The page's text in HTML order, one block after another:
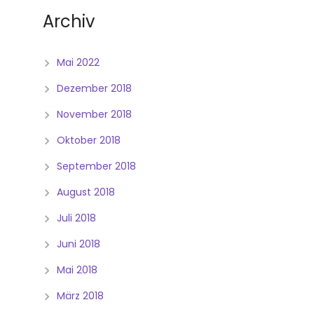
Archiv
Mai 2022
Dezember 2018
November 2018
Oktober 2018
September 2018
August 2018
Juli 2018
Juni 2018
Mai 2018
März 2018